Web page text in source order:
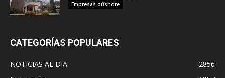
Empresas offshore
CATEGORÍAS POPULARES
NOTICIAS AL DIA
2856